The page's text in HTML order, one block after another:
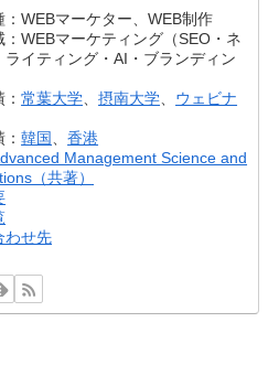
：WEBマーケター、WEB制作
：WEBマーケティング（SEO・ネ
ライティング・AI・ブランディン
：常葉大学 、摂南大学
ウェビナ
：韓国 、香港
Management Science and
（共著）
わせ先